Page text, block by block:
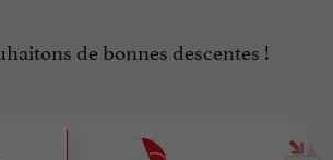
de bonnes descentes !